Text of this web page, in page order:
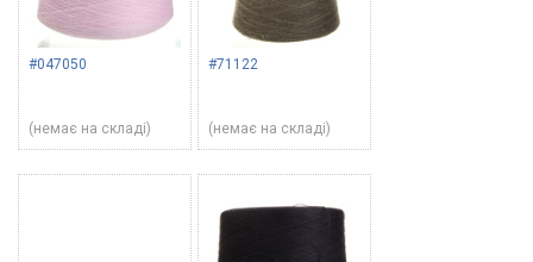
#047050
(немає на складі)
#71122
(немає на складі)